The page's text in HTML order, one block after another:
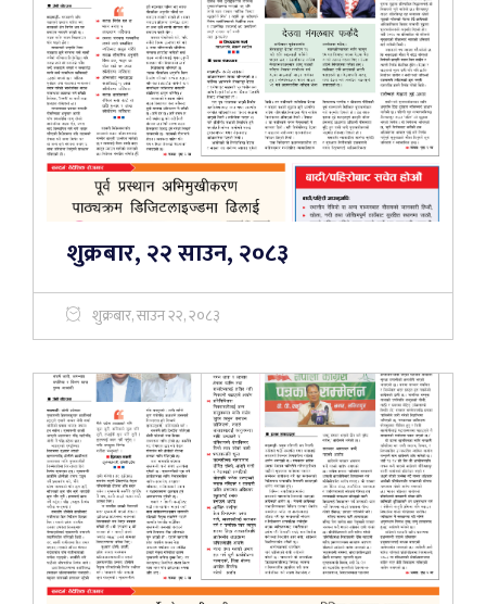
शुक्रबार, २२ साउन, २०८३
शुक्रबार, साउन २२, २०८३